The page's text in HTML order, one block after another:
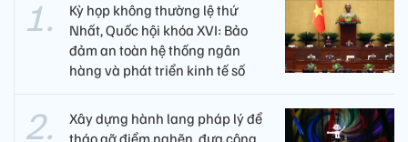
Kỳ họp không thường lệ thứ
Nhất, Quốc hội khóa XVI: Bảo
đảm an toàn hệ thống ngân
hàng và phát triển kinh tế số
Xây dựng hành lang pháp lý để